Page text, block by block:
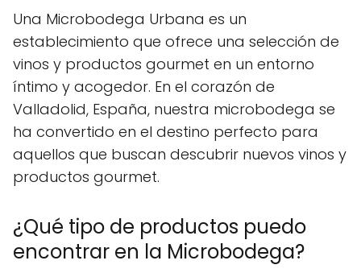
Una Microbodega Urbana es un
establecimiento que ofrece una selección de
vinos y productos gourmet en un entorno
íntimo y acogedor. En el corazón de
Valladolid, España, nuestra microbodega se
ha convertido en el destino perfecto para
aquellos que buscan descubrir nuevos vinos y
productos gourmet.
¿Qué tipo de productos puedo
encontrar en la Microbodega?